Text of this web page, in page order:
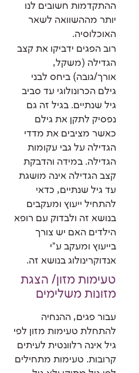
ההתקדמות חשובים לנו
יותר מההשוואה לשאר
האוכלוסיה.
רוב הפגים ידביקו את קצב
הגדילה (משקל,
אורך/גובה) ביחס לבני
גילם הכרונולוגי עד סביב
גיל שנתיים. בגיל זה גם
נפסיק לתקן את גילם
כאשר מציבים את מדדי
הגדילה על גבי עקומות
הגדילה. במידה והדבקת
קצב הגדילה אינה מושגת
עד גיל שנתיים, כדאי
להתחיל ייעוץ ומעקבים
בנושא זה ולבדוק עם רופא
הילדים האם יש צורך
בייעוץ ומעקב ע"י
אנדוקרינולוג בנושא זה.
טעימות מזון/ הצגת
מזונות משלימים
עבור פגים, ההנחיה
להתחלת טעימות מזון לפי
גיל אינה רלוונטית לעיתים
קרובות. טעימות מתחילים